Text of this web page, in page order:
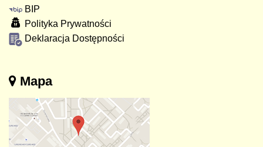
BIP
Polityka Prywatności
Deklaracja Dostępności
Mapa